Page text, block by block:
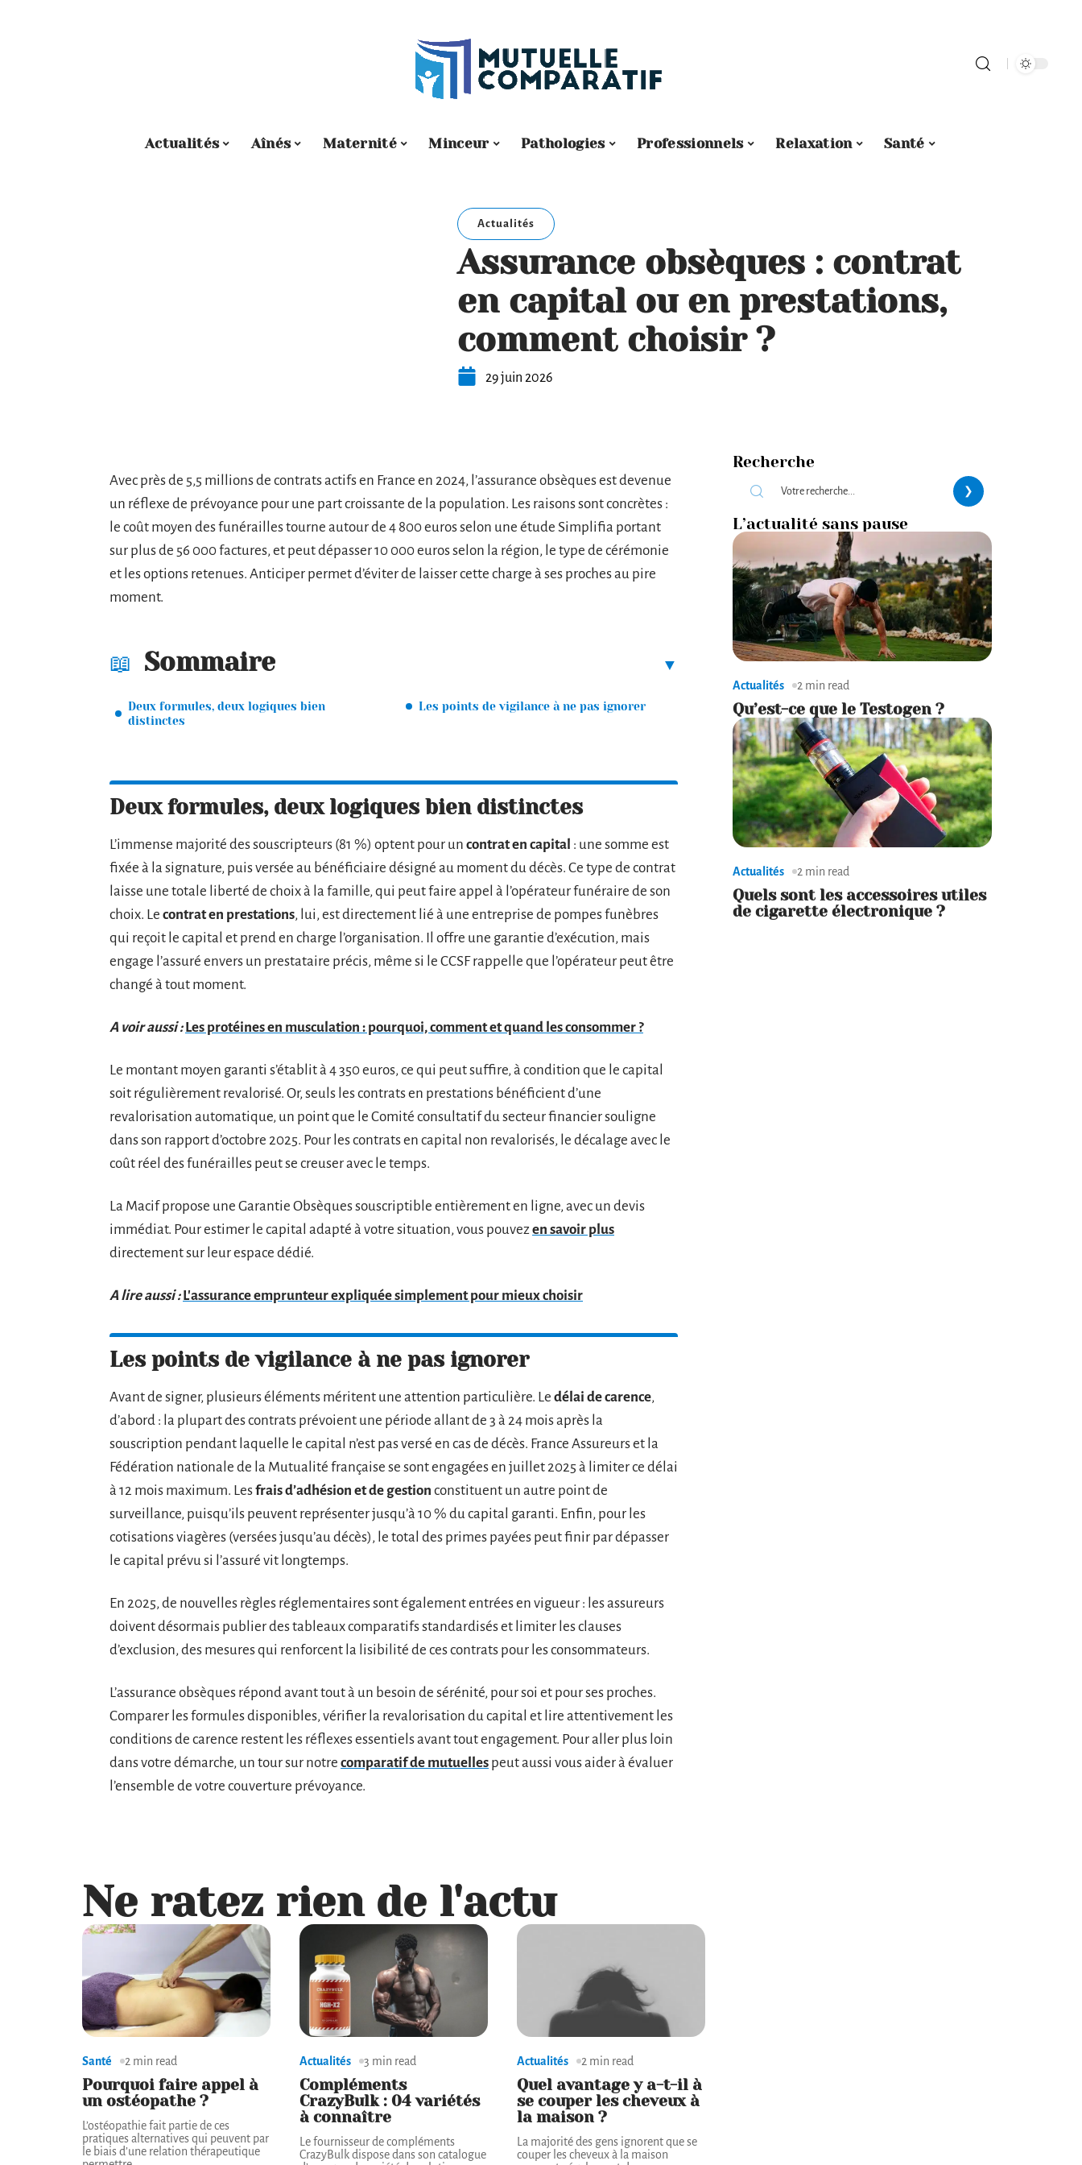
Actualités Aînés Maternité Minceur Pathologies Professionnels Relaxation Santé
Actualités
Assurance obsèques : contrat
en capital ou en prestations,
comment choisir ?
29 juin 2026
Avec près de 5,5 millions de contrats actifs en France en 2024, l’assurance obsèques est devenue
un réflexe de prévoyance pour une part croissante de la population. Les raisons sont concrètes :
le coût moyen des funérailles tourne autour de 4 800 euros selon une étude Simplifia portant
sur plus de 56 000 factures, et peut dépasser 10 000 euros selon la région, le type de cérémonie
et les options retenues. Anticiper permet d’éviter de laisser cette charge à ses proches au pire
moment.
Sommaire
Deux formules, deux logiques bien
distinctes
Les points de vigilance à ne pas ignorer
Deux formules, deux logiques bien distinctes
L’immense majorité des souscripteurs (81 %) optent pour un contrat en capital : une somme est
fixée à la signature, puis versée au bénéficiaire désigné au moment du décès. Ce type de contrat
laisse une totale liberté de choix à la famille, qui peut faire appel à l’opérateur funéraire de son
choix. Le contrat en prestations, lui, est directement lié à une entreprise de pompes funèbres
qui reçoit le capital et prend en charge l’organisation. Il offre une garantie d’exécution, mais
engage l’assuré envers un prestataire précis, même si le CCSF rappelle que l’opérateur peut être
changé à tout moment.
A voir aussi : Les protéines en musculation : pourquoi, comment et quand les consommer ?
Le montant moyen garanti s’établit à 4 350 euros, ce qui peut suffire, à condition que le capital
soit régulièrement revalorisé. Or, seuls les contrats en prestations bénéficient d’une
revalorisation automatique, un point que le Comité consultatif du secteur financier souligne
dans son rapport d’octobre 2025. Pour les contrats en capital non revalorisés, le décalage avec le
coût réel des funérailles peut se creuser avec le temps.
La Macif propose une Garantie Obsèques souscriptible entièrement en ligne, avec un devis
immédiat. Pour estimer le capital adapté à votre situation, vous pouvezen savoir plus
directement sur leur espace dédié.
A lire aussi : L'assurance emprunteur expliquée simplement pour mieux choisir
Les points de vigilance à ne pas ignorer
Avant de signer, plusieurs éléments méritent une attention particulière. Le délai de carence,
d’abord : la plupart des contrats prévoient une période allant de 3 à 24 mois après la
souscription pendant laquelle le capital n’est pas versé en cas de décès. France Assureurs et la
Fédération nationale de la Mutualité française se sont engagées en juillet 2025 à limiter ce délai
à 12 mois maximum. Lesfrais d’adhésion et de gestion constituent un autre point de
surveillance, puisqu’ils peuvent représenter jusqu’à 10 % du capital garanti. Enfin, pour les
cotisations viagères (versées jusqu’au décès), le total des primes payées peut finir par dépasser
le capital prévu si l’assuré vit longtemps.
En 2025, de nouvelles règles réglementaires sont également entrées en vigueur : les assureurs
doivent désormais publier des tableaux comparatifs standardisés et limiter les clauses
d’exclusion, des mesures qui renforcent la lisibilité de ces contrats pour les consommateurs.
L’assurance obsèques répond avant tout à un besoin de sérénité, pour soi et pour ses proches.
Comparer les formules disponibles, vérifier la revalorisation du capital et lire attentivement les
conditions de carence restent les réflexes essentiels avant tout engagement. Pour aller plus loin
dans votre démarche, un tour sur notre comparatif de mutuelles peut aussi vous aider à évaluer
l’ensemble de votre couverture prévoyance.
Ne ratez rien de l'actu
Santé 2 min read
Pourquoi faire appel à
un ostéopathe ?
L’ostéopathie fait partie de ces
pratiques alternatives qui peuvent par
le biais d’une relation thérapeutique
Actualités 3 min read
Compléments
CrazyBulk : 04 variétés
à connaître
Le fournisseur de compléments
CrazyBulk dispose dans son catalogue
Actualités 2 min read
Quel avantage y a-t-il à
se couper les cheveux à
la maison ?
La majorité des gens ignorent que se
couper les cheveux à la maison
Recherche
L’actualité sans pause
Actualités 2 min read
Qu’est-ce que le Testogen ?
Actualités 2 min read
Quels sont les accessoires utiles
de cigarette électronique ?